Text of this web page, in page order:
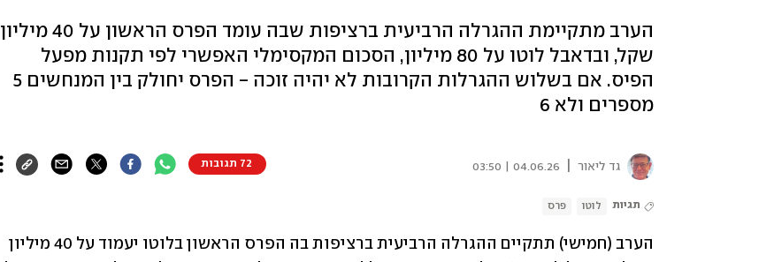
הערב מתקיימת ההגרלה הרביעית ברציפות שבה עומד הפרס הראשון על 40 מיליון
שקל, ובדאבל לוטו על 80 מיליון, הסכום המקסימלי האפשרי לפי תקנות מפעל
הפיס. אם בשלוש ההגרלות הקרובות לא יהיה זוכה - הפרס יחולק בין המנחשים 5
מספרים ולא 6
גד ליאור 04.06.26 | 03:50 72 תגובות
תגיות לוטו פרס